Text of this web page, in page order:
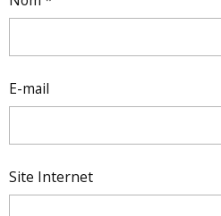
E-mail
Site Internet